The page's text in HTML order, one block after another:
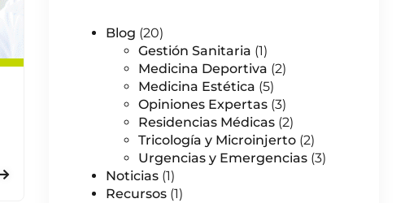
Blog (20)
Gestión Sanitaria (1)
Medicina Deportiva (2)
Medicina Estética (5)
Opiniones Expertas(3)
Residencias Médicas(2)
Tricología y Microinjerto(2)
Urgencias y Emergencias(3)
Noticias(1)
Recursos(1)